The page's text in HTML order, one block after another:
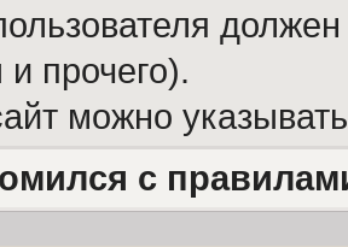
прочего).
можно
с